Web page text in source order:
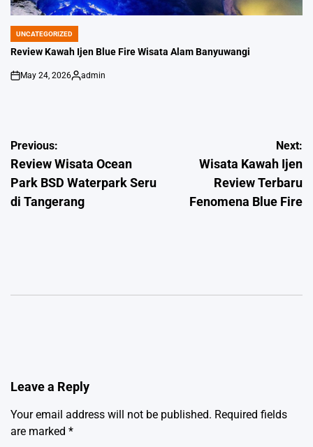
POSTED
IN
UNCATEGORIZED
Review Kawah Ijen Blue Fire Wisata Alam Banyuwangi
on
May 24, 2026
Posted
admin
Post
navigation
Previous:
Review Wisata Ocean
Park BSD Waterpark Seru
di Tangerang
Next:
Wisata Kawah Ijen
Review Terbaru
Fenomena Blue Fire
Leave a Reply
Your email address will not be published. Required fields
are marked *